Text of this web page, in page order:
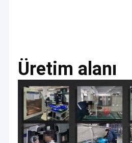
Üretim alanı